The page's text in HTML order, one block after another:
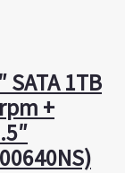
1TB
+